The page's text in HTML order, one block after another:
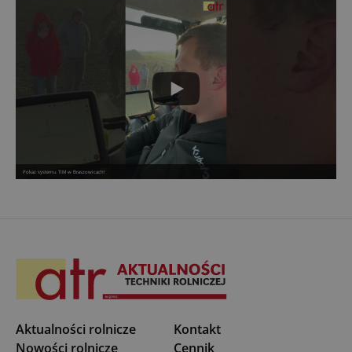
Pokaz systemu TIM w Braszowicach!
Aktualności rolnicze
Nowości rolnicze
Kontakt
Cennik